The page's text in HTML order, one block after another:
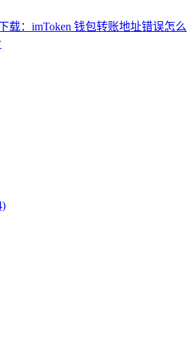
载：imToken 钱包转账地址错误怎么